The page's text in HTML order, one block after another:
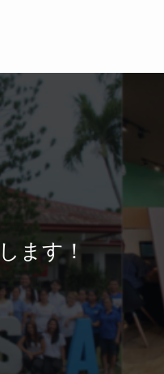
ます！